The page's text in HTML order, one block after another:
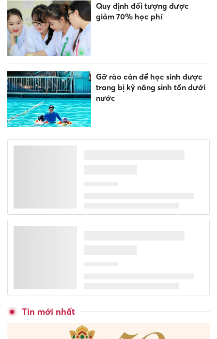
Quy định đối tượng được
giảm 70% học phí
Gỡ rào cản để học sinh được
trang bị kỹ năng sinh tồn dưới
nước
Tin mới nhất